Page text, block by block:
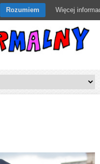
Rozumiem Więcej